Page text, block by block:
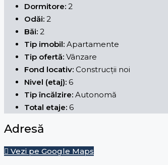
Dormitore: 2
Odăi: 2
Băi: 2
Tip imobil: Apartamente
Tip ofertă: Vânzare
Fond locativ: Construcții noi
Nivel (etaj): 6
Tip încălzire: Autonomă
Total etaje: 6
Adresă
Vezi pe Google Maps